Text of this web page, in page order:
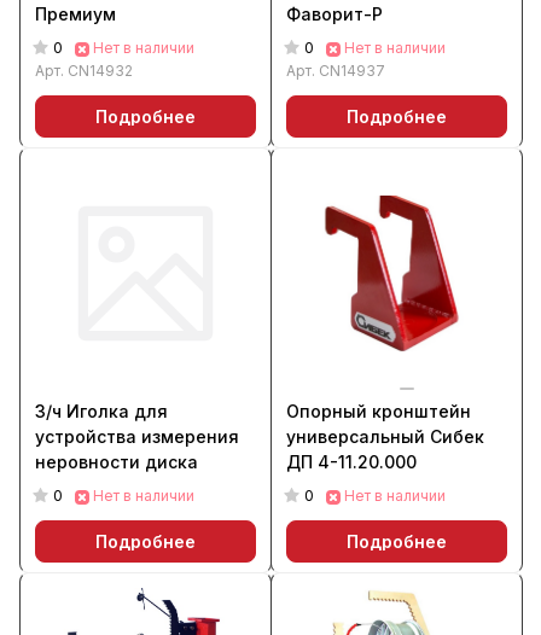
Премиум
0
Нет в наличии
Арт. CN14932
Подробнее
Фаворит-Р
0
Нет в наличии
Арт. CN14937
Подробнее
З/ч Иголка для
устройства измерения
неровности диска
0 Нет в наличии
Подробнее
Опорный кронштейн
универсальный Сибек
ДП 4-11.20.000
0 Нет в наличии
Подробнее